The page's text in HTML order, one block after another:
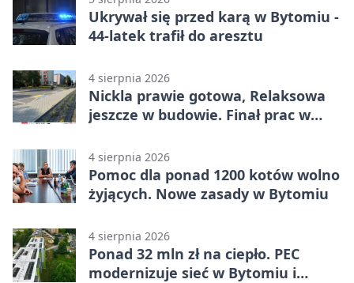
Ukrywał się przed karą w Bytomiu -
44-latek trafił do aresztu
4 sierpnia 2026
Nickla prawie gotowa, Relaksowa
jeszcze w budowie. Finał prac w
4 sierpnia 2026
Pomoc dla ponad 1200 kotów wolno
żyjących. Nowe zasady w Bytomiu
4 sierpnia 2026
Ponad 32 mln zł na ciepło. PEC
modernizuje sieć w Bytomiu i